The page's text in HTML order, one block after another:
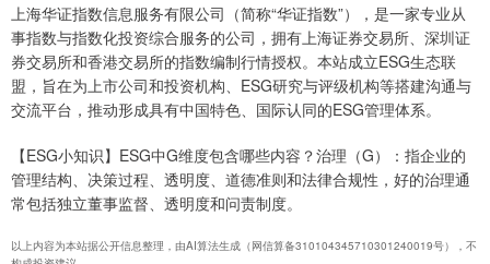
上海华证指数信息服务有限公司（简称“华证指数”），是一家专业从
事指数与指数化投资综合服务的公司，拥有上海证券交易所、深圳证
券交易所和香港交易所的指数编制行情授权。本站成立ESG生态联
盟，旨在为上市公司和投资机构、ESG研究与评级机构等搭建沟通与
交流平台，推动形成具有中国特色、国际认同的ESG管理体系。
【ESG小知识】ESG中G维度包含哪些内容？治理（G）：指企业的
管理结构、决策过程、透明度、道德准则和法律合规性，好的治理通
常包括独立董事监督、透明度和问责制度。
以上内容为本站据公开信息整理，由AI算法生成（网信算备310104345710301240019号），不